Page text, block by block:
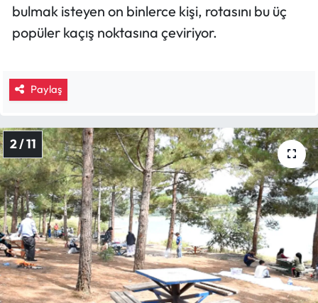
bulmak isteyen on binlerce kişi, rotasını bu üç
popüler kaçış noktasına çeviriyor.
Paylaş
2 / 11
Sungurlu Haberleri
Turizm
Uğurludağ Haberleri
Yaşam
Yayla Haber
Yemek Tarifleri